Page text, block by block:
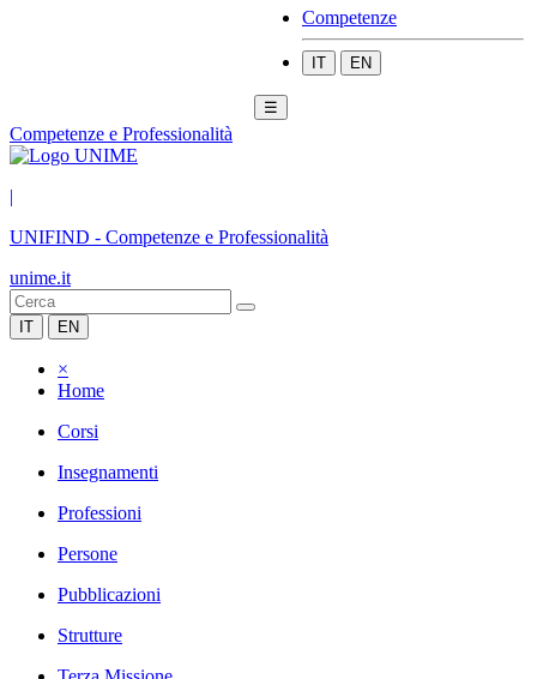
Competenze
IT EN
☰
Competenze e Professionalità
|
UNIFIND - Competenze e Professionalità
unime.it
IT EN
×
Home
Corsi
Insegnamenti
Professioni
Persone
Pubblicazioni
Strutture